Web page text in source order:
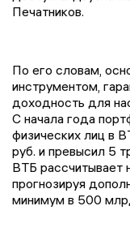
Печатников.
По его словам,
инструментом,
доходность для
С начала года
физических лиц в
руб. и превысил 5
ВТБ рассчитывает
прогнозируя
минимум в 500